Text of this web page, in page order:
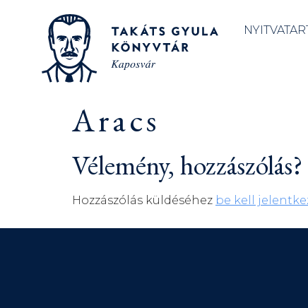
Aracs
Vélemény, hozzászólás?
Hozzászólás küldéséhez be kell